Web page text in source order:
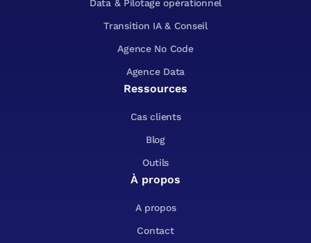
Data & Pilotage opérationnel
Transition IA & Conseil
Agence No Code
Agence Data
Ressources
Cas clients
Blog
Outils
À propos
A propos
Contact